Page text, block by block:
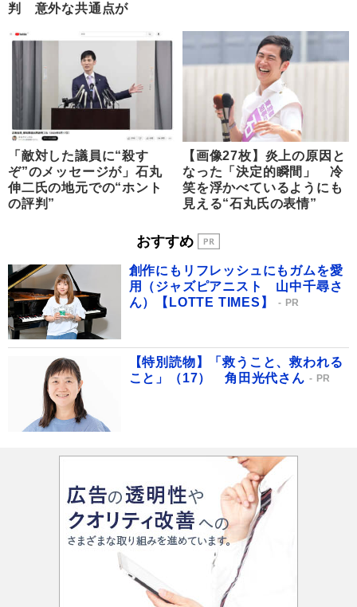
判 意外な共通点が
「敵対した議員に“殺す
ぞ”のメッセージが」石丸
伸二氏の地元での“ホント
の評判”
【画像27枚】炎上の原因と
なった「決定的瞬間」 冷
笑を浮かべているようにも
見える“石丸氏の表情”
おすすめ
創作にもリフレッシュにもガムを愛
用（ジャズピアニスト 山中千尋さ
ん）【LOTTE TIMES】
PR
【特別読物】「救うこと、救われる
こと」（17） 角田光代さん
PR